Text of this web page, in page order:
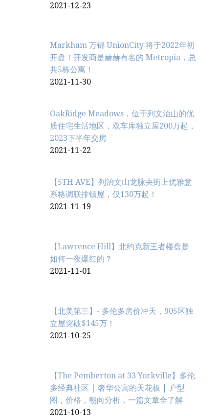
2021-12-23
Markham 万锦 UnionCity 将于2022年初
开盘！开发商是赫赫有名的 Metropia，总
共5栋公寓！
2021-11-30
OakRidge Meadows，位于列文治‬山的优
质住宅生活地区，双车库独立屋200万起，
2023下半年交房
2021-11-22
【5TH AVE】列治文山龙脉央街上优雅意
系格调联排镇屋，仅130万起！
2021-11-19
【Lawrence Hill】北约克新王者楼盘是
如何一夜爆红的？
2021-11-01
【北美第三】- 多伦多房价冲天，905区独
立屋突破$145万！
2021-10-25
【The Pemberton at 33 Yorkville】多伦
多经典社区 | 奢华公寓的天花板 | 户型
图，价格，朝向分析，一篇文章全了解
2021-10-13